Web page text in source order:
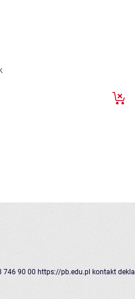
746 90 00 https://pb.edu.pl kontakt